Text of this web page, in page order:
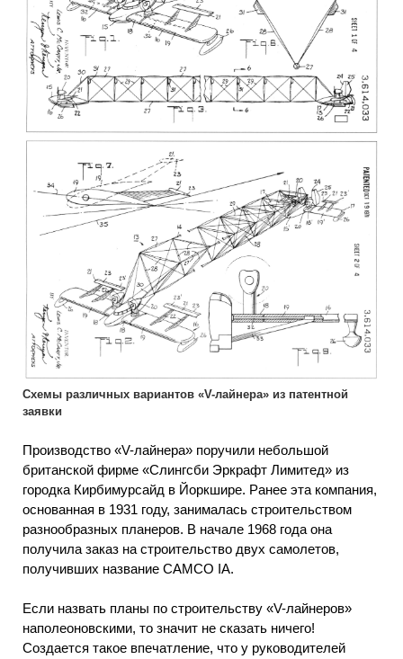
Схемы различных вариантов «V-лайнера» из патентной
заявки
Производство «V-лайнера» поручили небольшой
британской фирме «Слингсби Эркрафт Лимитед» из
городка Кирбимурсайд в Йоркшире. Ранее эта компания,
основанная в 1931 году, занималась строительством
разнообразных планеров. В начале 1968 года она
получила заказ на строительство двух самолетов,
получивших название САМСО IА.
Если назвать планы по строительству «V-лайнеров»
наполеоновскими, то значит не сказать ничего!
Создается такое впечатление, что у руководителей